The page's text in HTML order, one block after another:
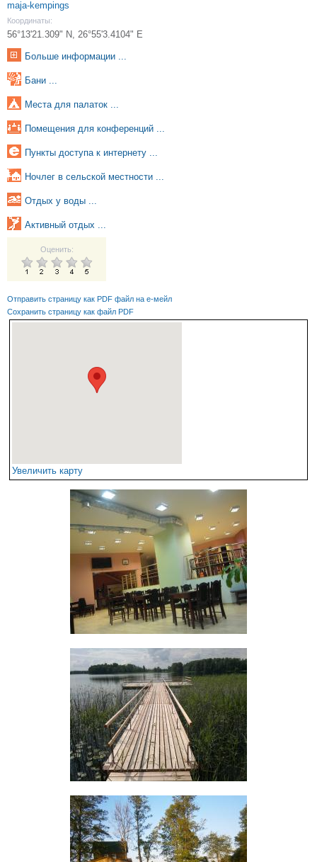
maja-kempings
Координаты:
56°13'21.309" N, 26°55'3.4104" E
Больше информации ...
Бани ...
Места для палаток ...
Помещения для конференций ...
Пункты доступа к интернету ...
Ночлег в сельской местности ...
Oтдых у воды ...
Активный отдых ...
Оценить:
Отправить страницу как PDF файл на е-мейл
Сохранить страницу как файл PDF
Увеличить карту